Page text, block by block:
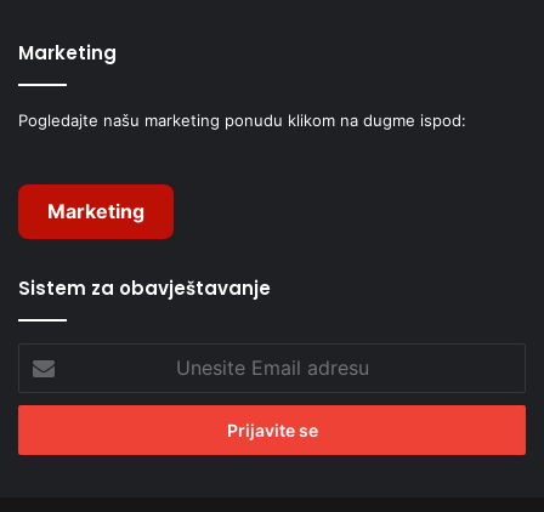
Marketing
Pogledajte našu marketing ponudu klikom na dugme ispod:
Marketing
Sistem za obavještavanje
Email
adresu